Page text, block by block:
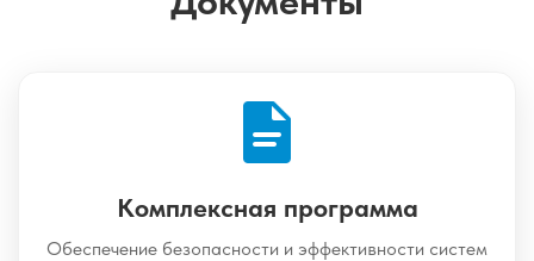
Комплексная программа
Обеспечение безопасности и эффективности систем